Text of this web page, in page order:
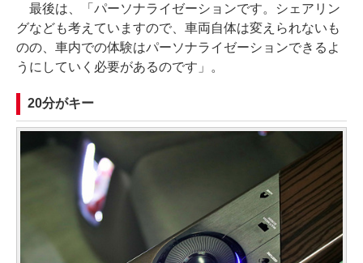
最後は、「パーソナライゼーションです。シェアリン
グなども考えていますので、車両自体は変えられないも
のの、車内での体験はパーソナライゼーションできるよ
うにしていく必要があるのです」。
20分がキー